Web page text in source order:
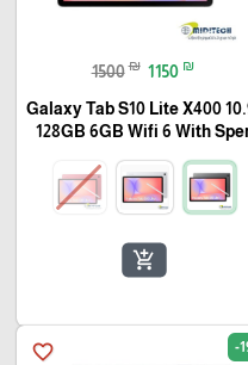
1500 ₪ 1150 ₪
Galaxy Tab S10 Lite X400
128GB 6GB Wifi 6 With
add_shopping_cart
favorite_border -